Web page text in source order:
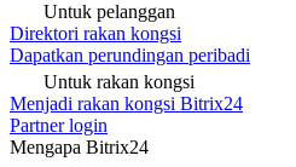
Untuk pelanggan
Direktori rakan kongsi
Dapatkan perundingan peribadi
Untuk rakan kongsi
Menjadi rakan kongsi Bitrix24
Partner login
Mengapa Bitrix24